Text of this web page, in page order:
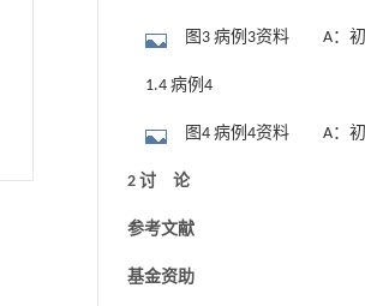
主，血管受累较前改善；E
化疗5个月后复查，血管侵
尾+脾脏切除），肿块中间
织；G：手术标本病理结果
脾脏周围间隙见多发结节
EUS-FNA病理结果；C：
累较前改善；D：HIFU+新
后复查，胰腺占位较前明
间见大量坏死组织；F：手
图3 病例3资料 A：初
腺头部占位，肠系膜上静
段受累；B：EUS-FNA病理
HIFU+新辅助化疗2个周期
个周期后复查，胰腺头部
缩小；E：完善三维重建，
1.4 病例4
图4 病例4资料 A：初
腺体尾部占位，肿块包绕
病理结果；C：HIFU+新辅
（2021年12月22日）；D：
2 讨 论
参考文献
基金资助